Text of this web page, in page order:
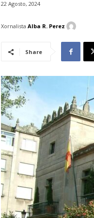
22 Agosto, 2024
Xornalista Alba R. Perez
Share